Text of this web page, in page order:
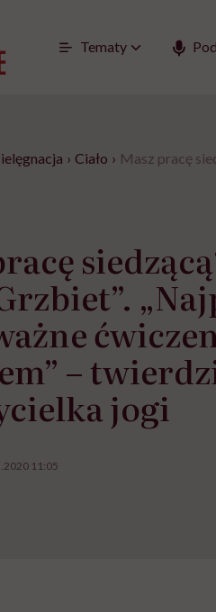
Tematy
› Ciało › Masz pracę
–
jogi
11:05